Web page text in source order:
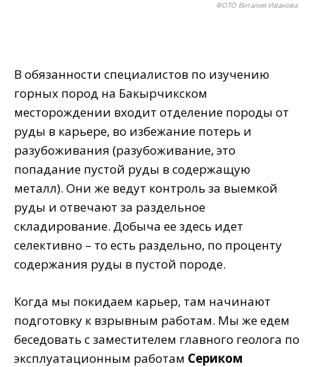
ФОТО Виталия Иванова
В обязанности специалистов по изучению
горных пород на Бакырчикском
месторождении входит отделение породы от
руды в карьере, во избежание потерь и
разубоживания (разубоживание, это
попадание пустой руды в содержащую
металл). Они же ведут контроль за выемкой
руды и отвечают за раздельное
складирование. Добыча ее здесь идет
селективно – то есть раздельно, по проценту
содержания руды в пустой породе.
Когда мы покидаем карьер, там начинают
подготовку к взрывным работам. Мы же едем
беседовать с заместителем главного геолога по
эксплуатационным работам Сериком